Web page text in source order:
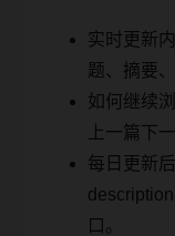
实时更新
题、摘要
如何继续
上一篇下
每日更新
口。